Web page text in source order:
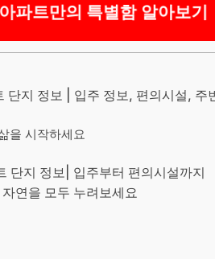
파트만의 특별함 알아보기
단지 정보 | 입주 정보, 편의시설, 주
을 시작하세요
단지 정보| 입주부터 편의시설까지
연을 모두 누려보세요